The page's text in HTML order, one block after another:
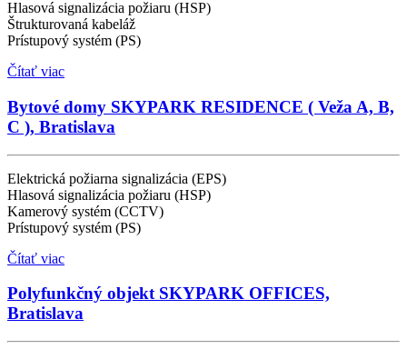
Hlasová signalizácia požiaru (HSP)
Štrukturovaná kabeláž
Prístupový systém (PS)
Čítať viac
Bytové domy SKYPARK RESIDENCE ( Veža A, B,
C ), Bratislava
Elektrická požiarna signalizácia (EPS)
Hlasová signalizácia požiaru (HSP)
Kamerový systém (CCTV)
Prístupový systém (PS)
Čítať viac
Polyfunkčný objekt SKYPARK OFFICES,
Bratislava